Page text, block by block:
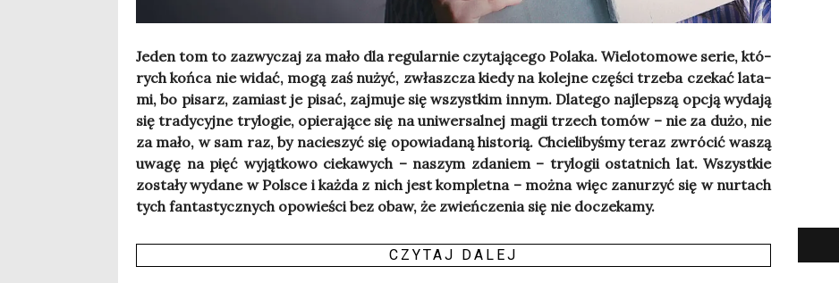
Jeden tom to zazwy­czaj za mało dla regu­lar­nie czy­ta­ją­ce­go Pola­ka. Wie­lo­to­mo­we serie, któ­
rych koń­ca nie widać, mogą zaś nużyć, zwłasz­cza kie­dy na kolej­ne czę­ści trze­ba cze­kać lata­
mi, bo pisarz, zamiast je pisać, zaj­mu­je się wszyst­kim innym. Dla­te­go naj­lep­szą opcją wyda­ją
się tra­dy­cyj­ne try­lo­gie, opie­ra­ją­ce się na uni­wer­sal­nej magii trzech tomów – nie za dużo, nie
za mało, w sam raz, by nacie­szyć się opo­wia­da­ną histo­rią. Chcie­li­by­śmy teraz zwró­cić waszą
uwa­gę na pięć wyjąt­ko­wo cie­ka­wych – naszym zda­niem – try­lo­gii ostat­nich lat. Wszyst­kie
zosta­ły wyda­ne w Pol­sce i każ­da z nich jest kom­plet­na – moż­na więc zanu­rzyć się w nur­tach
tych fan­ta­stycz­nych opo­wie­ści bez obaw, że zwień­cze­nia się nie docze­ka­my.
CZY­TAJ DALEJ